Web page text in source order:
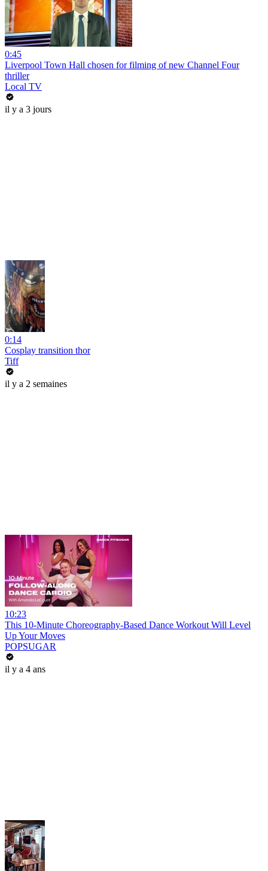
0:45
Liverpool Town Hall chosen for filming of new Channel Four
thriller
Local TV
il y a 3 jours
0:14
Cosplay transition thor
Tiff
il y a 2 semaines
10:23
This 10-Minute Choreography-Based Dance Workout Will Level
Up Your Moves
POPSUGAR
il y a 4 ans